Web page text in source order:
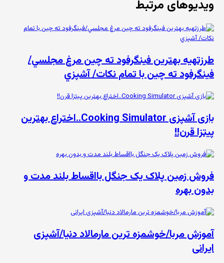
ویدیوهای مرتبط
طرزتهيه بهترين فینگرفود ته چين مرغ مجلسي/
فينگرفود ته چين با تمام نكات/ آشپزي
بازی آشپزی Cooking Simulator..اختراع بهترین
پیتزا قرن!!
فروش زمین پلاک یک جنگل بااقساط بلند مدت و
بدون بهره
آموزش مربا/خوشمزه ترین مارمالاد دنیا/آشپزی
ایرانی